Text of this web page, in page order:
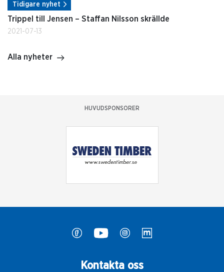
Tidigare nyhet
Trippel till Jensen – Staffan Nilsson skrällde
2021-07-13
Alla nyheter
HUVUDSPONSORER
Kontakta oss